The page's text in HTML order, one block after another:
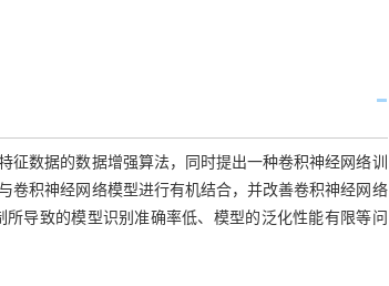
数据的数据增强算法，同时提出一种卷积神经网络训
卷积神经网络模型进行有机结合，并改善卷积神经网络
导致的模型识别准确率低、模型的泛化性能有限等问